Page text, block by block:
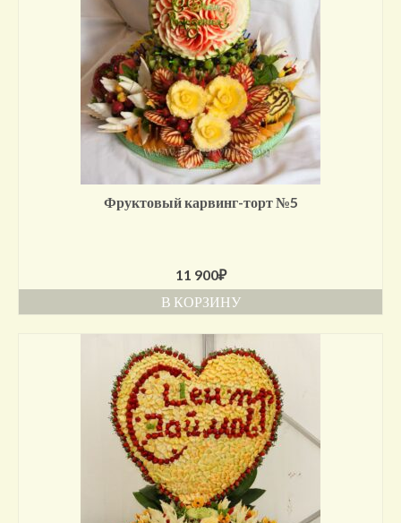
Фруктовый карвинг-торт №5
11 900₽
В КОРЗИНУ